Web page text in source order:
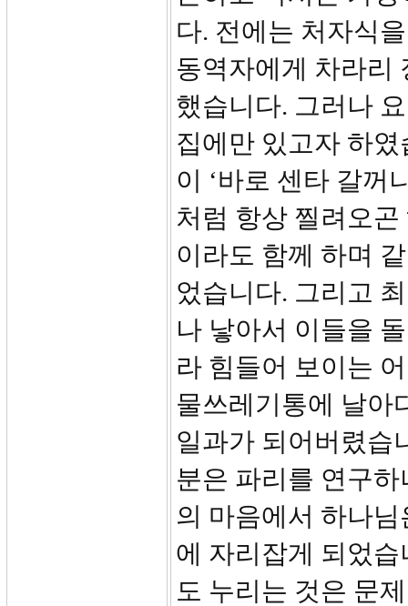
다. 전에는 처자식
동역자에게 차라리
했습니다. 그러나
집에만 있고자 하
이 ‘바로 센타 갈꺼
처럼 항상 찔려오
이라도 함께 하며
었습니다. 그리고
나 낳아서 이들을
라 힘들어 보이는
물쓰레기통에 날아
일과가 되어버렸습
분은 파리를 연구
의 마음에서 하나
에 자리잡게 되었
도 누리는 것은 문